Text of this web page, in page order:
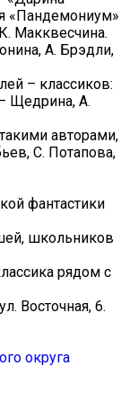
«Пандемониум»
Макквесчина.
А. Брэдли,
– классиков:
Щедрина, А.
авторами,
С. Потапова,
фантастики
школьников
рядом с
Восточная, 6.
округа